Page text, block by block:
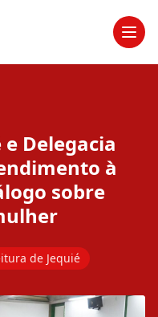
Delegacia
à
sobre
de Jequié